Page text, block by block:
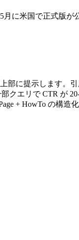
に米国で正式版が
部に提示します。
クエリで CTR が
+ HowTo の構造